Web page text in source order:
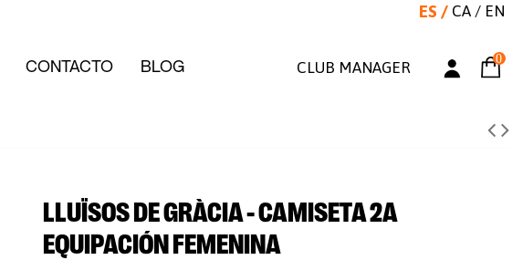
ES / CA / EN
CONTACTO BLOG 0
CLUB MANAGER
LLUÏSOS DE GRÀCIA - CAMISETA 2A
EQUIPACIÓN FEMENINA